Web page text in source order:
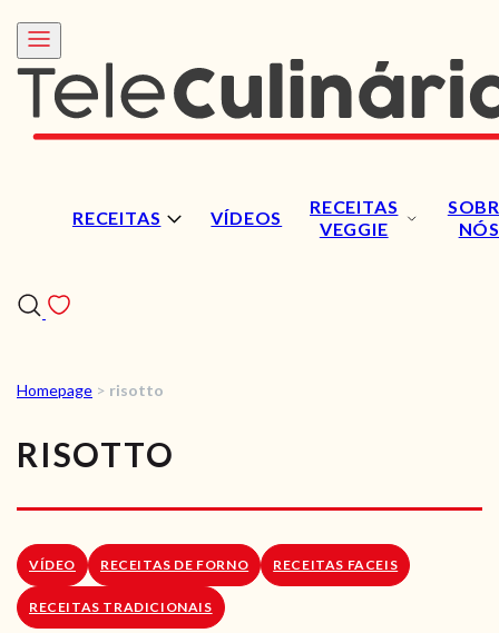
RECEITAS VÍDEOS
RECEITAS
VEGGIE
NÓS
RECEITAS VEGGIE
SOBRE NÓS
LOJA ONLINE
Homepage > risotto
RISOTTO
VÍDEO RECEITAS DE FORNO RECEITAS FACEIS
RECEITAS TRADICIONAIS